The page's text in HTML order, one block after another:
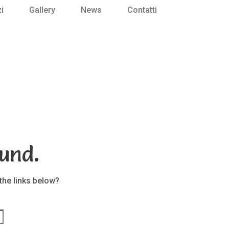
Gallery News Contatti
links below?